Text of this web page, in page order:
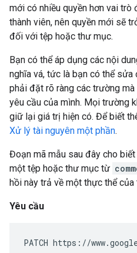
mới có nhiều quyền hơn vai
thành viên, nên quyền mới sẽ
đối với tệp hoặc thư mục.
Bạn có thể áp dụng các nội
nghĩa vá, tức là bạn có thể
phải đặt rõ ràng các trường
yêu cầu của mình. Mọi trường
giữ lại giá trị hiện có. Để biết
Xử lý tài nguyên một phần.
Đoạn mã mẫu sau đây cho
một tệp hoặc thư mục từ
hồi này trả về một thực thể của
Yêu cầu
PATCH https://